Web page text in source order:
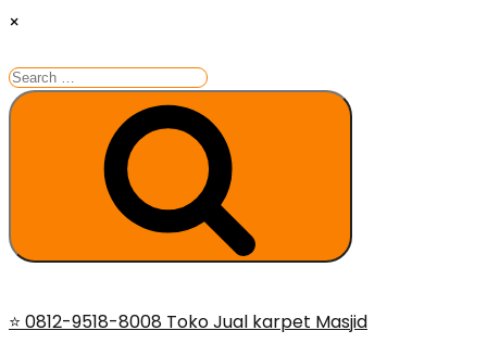
×
Search
for:
Search
Skip
⭐ 0812-9518-8008 Toko Jual karpet Masjid